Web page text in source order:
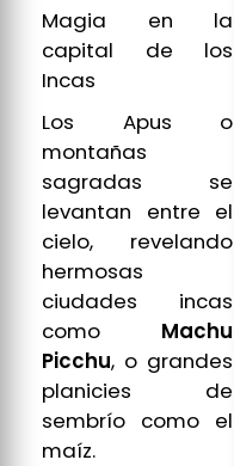
Magia en la
capital de los
Incas
Los Apus o
montañas
sagradas se
levantan entre el
cielo, revelando
hermosas
ciudades incas
como Machu
Picchu, o grandes
planicies de
sembrío como el
maíz.